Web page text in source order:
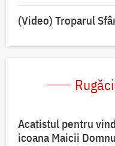
(Video) Troparul
Acatistul pentru
icoana Maicii